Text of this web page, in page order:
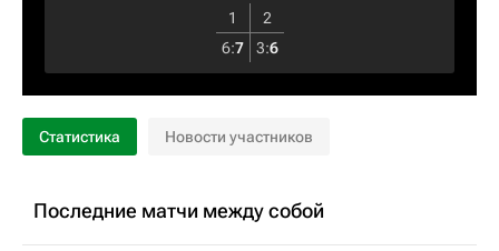
1
2
6:7 3:6
Статистика Новости участников
Последние матчи между собой